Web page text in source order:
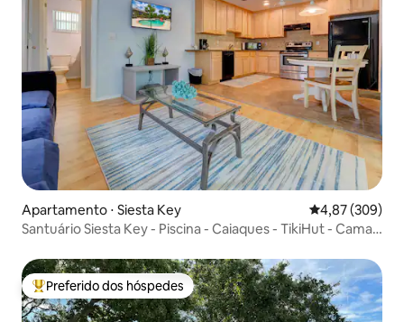
Apartamento ⋅ Siesta Key 4,87 de uma
4,87 (309)
Santuário Siesta Key - Piscina - Caiaques - TikiHut - Cama
Entre os melhores preferidos dos hóspedes
Preferido dos hóspedes